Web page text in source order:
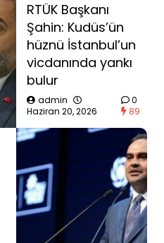
RTÜK Başkanı
Şahin: Kudüs’ün
hüznü İstanbul’un
vicdanında yankı
bulur
admin
Haziran 20, 2026
0
89